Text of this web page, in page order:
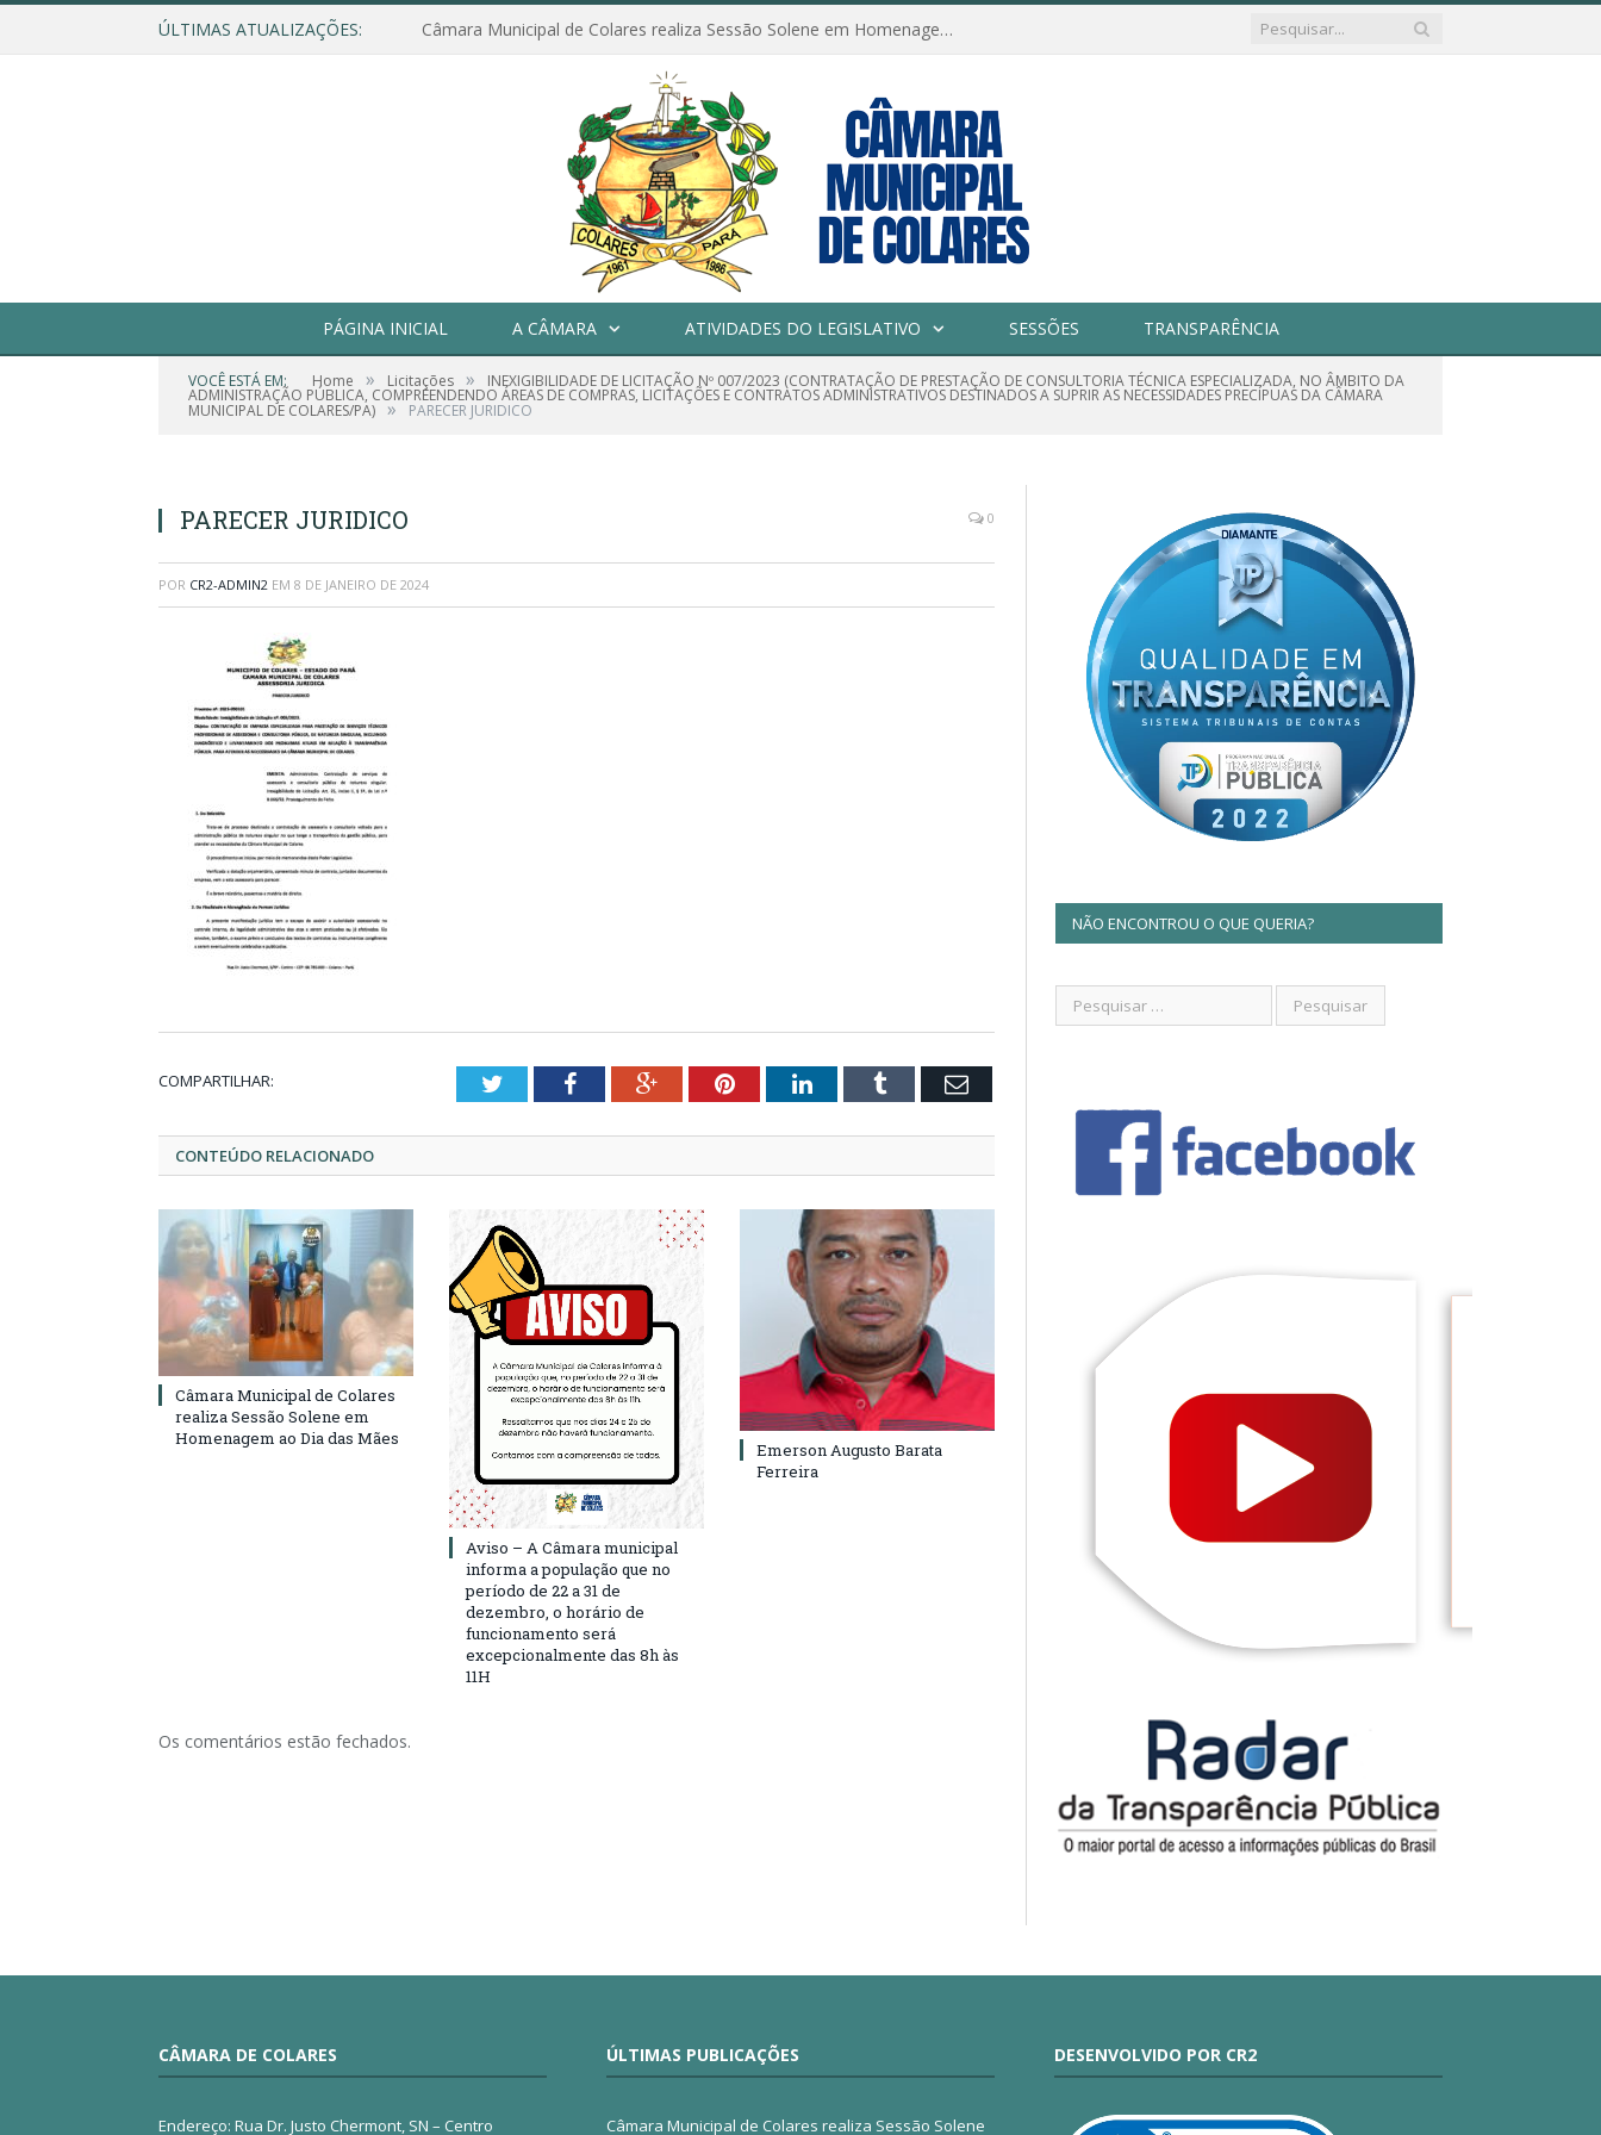
ÚLTIMAS ATUALIZAÇÕES: Câmara Municipal de Colares realiza Sessão Solene em Homenagem ao Dia das Mães
PÁGINA INICIAL A CÂMARA ATIVIDADES DO LEGISLATIVO SESSÕES TRANSPARÊNCIA
VOCÊ ESTÁ EM: Home » Licitações » INEXIGIBILIDADE DE LICITAÇÃO Nº 007/2023 (CONTRATAÇÃO DE PRESTAÇÃO DE CONSULTORIA TÉCNICA ESPECIALIZADA, NO ÂMBITO DA
ADMINISTRAÇÃO PÚBLICA, COMPREENDENDO ÁREAS DE COMPRAS, LICITAÇÕES E CONTRATOS ADMINISTRATIVOS DESTINADOS A SUPRIR AS NECESSIDADES PRECÍPUAS DA CÂMARA
MUNICIPAL DE COLARES/PA) » PARECER JURIDICO
PARECER JURIDICO 0
POR CR2-ADMIN2 EM 8 DE JANEIRO DE 2024
COMPARTILHAR: TwitterFacebookGoogle+PinterestLinkedInTumblr Email
CONTEÚDO RELACIONADO
Câmara Municipal de Colares
realiza Sessão Solene em
Homenagem ao Dia das Mães
Aviso – A Câmara municipal
informa a população que no
período de 22 a 31 de
dezembro, o horário de
funcionamento será
excepcionalmente das 8h às
11H
Emerson Augusto Barata
Ferreira
Os comentários estão fechados.
NÃO ENCONTROU O QUE QUERIA?
CÂMARA DE COLARES
Endereço: Rua Dr. Justo Chermont, SN – Centro
ÚLTIMAS PUBLICAÇÕES
Câmara Municipal de Colares realiza Sessão Solene
DESENVOLVIDO POR CR2